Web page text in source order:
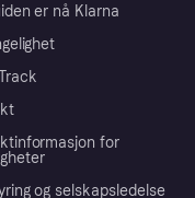
er nå Klarna
for
og selskapsledelse